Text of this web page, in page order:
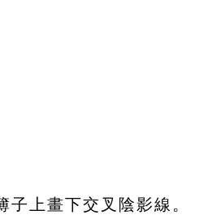
子上畫下交叉陰影線。